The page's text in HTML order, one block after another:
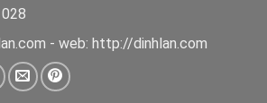
- web: http://dinhlan.com